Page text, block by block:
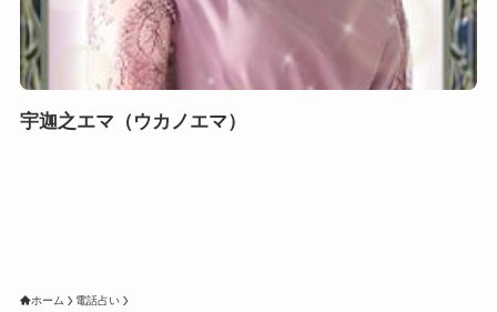
宇迦之エマ（ウカノエマ）
ホーム 電話占い